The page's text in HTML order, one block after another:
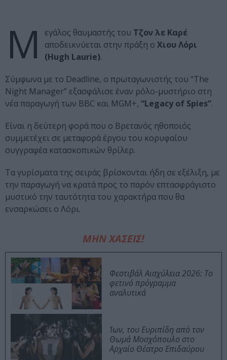
Μ εγάλος θαυμαστής του Τζον λε Καρέ
αποδεικνύεται στην πράξη ο Χιου Λόρι
(Hugh Laurie).
Σύμφωνα με το Deadline, ο πρωταγωνιστής του “The
Night Manager” εξασφάλισε έναν ρόλο-μυστήριο στη
νέα παραγωγή των BBC και MGM+, “Legacy of Spies”.
Είναι η δεύτερη φορά που ο Βρετανός ηθοποιός
συμμετέχει σε μεταφορά έργου του κορυφαίου
συγγραφέα κατασκοπικών θρίλερ.
Τα γυρίσματα της σειράς βρίσκονται ήδη σε εξέλιξη, με
την παραγωγή να κρατά προς το παρόν επτασφράγιστο
μυστικό την ταυτότητα του χαρακτήρα που θα
ενσαρκώσει ο Λόρι.
ΜΗΝ ΧΑΣΕΙΣ!
Φεστιβάλ Αισχύλεια 2026: Το
φετινό πρόγραμμα
αναλυτικά
Ίων, του Ευριπίδη από τον
Θωμά Μοσχόπουλο στο
Αρχαίο Θέατρο Επιδαύρου